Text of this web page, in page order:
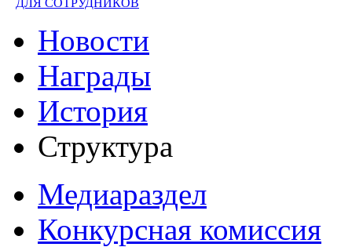
ДЛЯ СОТРУДНИКОВ
Новости
Награды
История
Структура
Медиараздел
Конкурсная комиссия